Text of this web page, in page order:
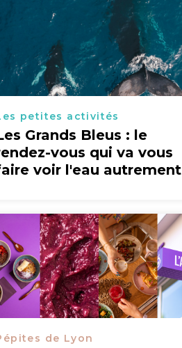
petites activités
Grands Bleus : le
vous qui va vous
voir l'eau autrement
de Lyon